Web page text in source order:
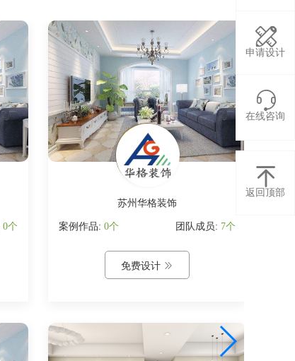
0个
苏州华格装饰
案例作品: 0个 团队成员: 7个
免费设计 

申请设计

在线咨询

返回顶部